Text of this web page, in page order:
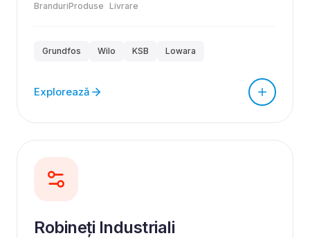
BranduriProduse Livrare
Grundfos Wilo KSB Lowara
Explorează
Robineți Industriali